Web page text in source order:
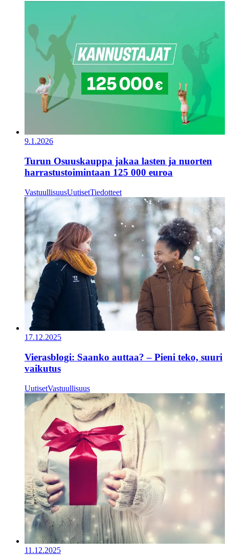
9.1.2026
Turun Osuuskauppa jakaa lasten ja nuorten
harrastustoimintaan 125 000 euroa
VastuullisuusUutisetTiedotteet
17.12.2025
Vierasblogi: Saanko auttaa? – Pieni teko, suuri
vaikutus
UutisetVastuullisuus
11.12.2025